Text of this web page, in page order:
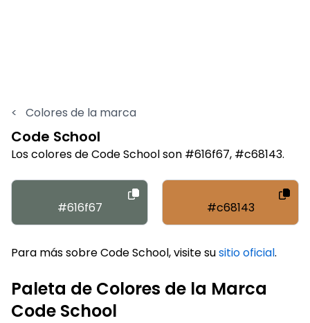
< Colores de la marca
Code School
Los colores de Code School son #616f67, #c68143.
#616f67 #c68143
Para más sobre Code School, visite susitio oficial.
Paleta de Colores de la Marca
Code School